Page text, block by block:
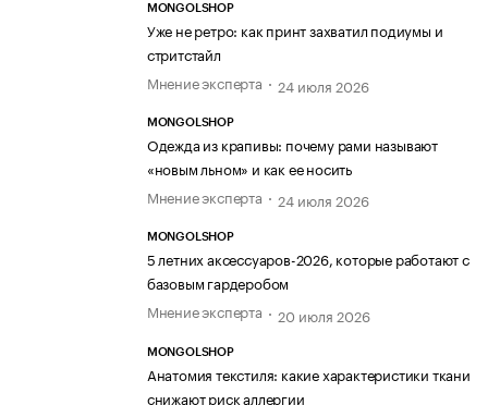
лично контролирует соответствие технологий
обработке, состоящей из восьми этапов,
требуемой Mongolshop;
MONGOLSHOP
Уже не ретро: как принт захватил подиумы и
стритстайл
Мнение эксперта
24 июля 2026
MONGOLSHOP
Одежда из крапивы: почему рами называют
«новым льном» и как ее носить
Мнение эксперта
24 июля 2026
MONGOLSHOP
5 летних аксессуаров-2026, которые работают с
базовым гардеробом
Мнение эксперта
20 июля 2026
MONGOLSHOP
Анатомия текстиля: какие характеристики ткани
снижают риск аллергии